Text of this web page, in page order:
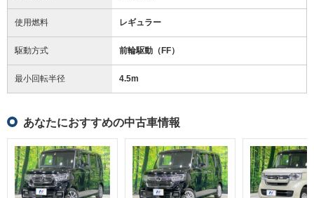
使用燃料 レギュラー
駆動方式 前輪駆動（FF）
最小回転半径 4.5m
あなたにおすすめの中古車情報